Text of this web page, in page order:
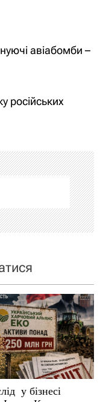
авіабомби –
російських
у бізнесі